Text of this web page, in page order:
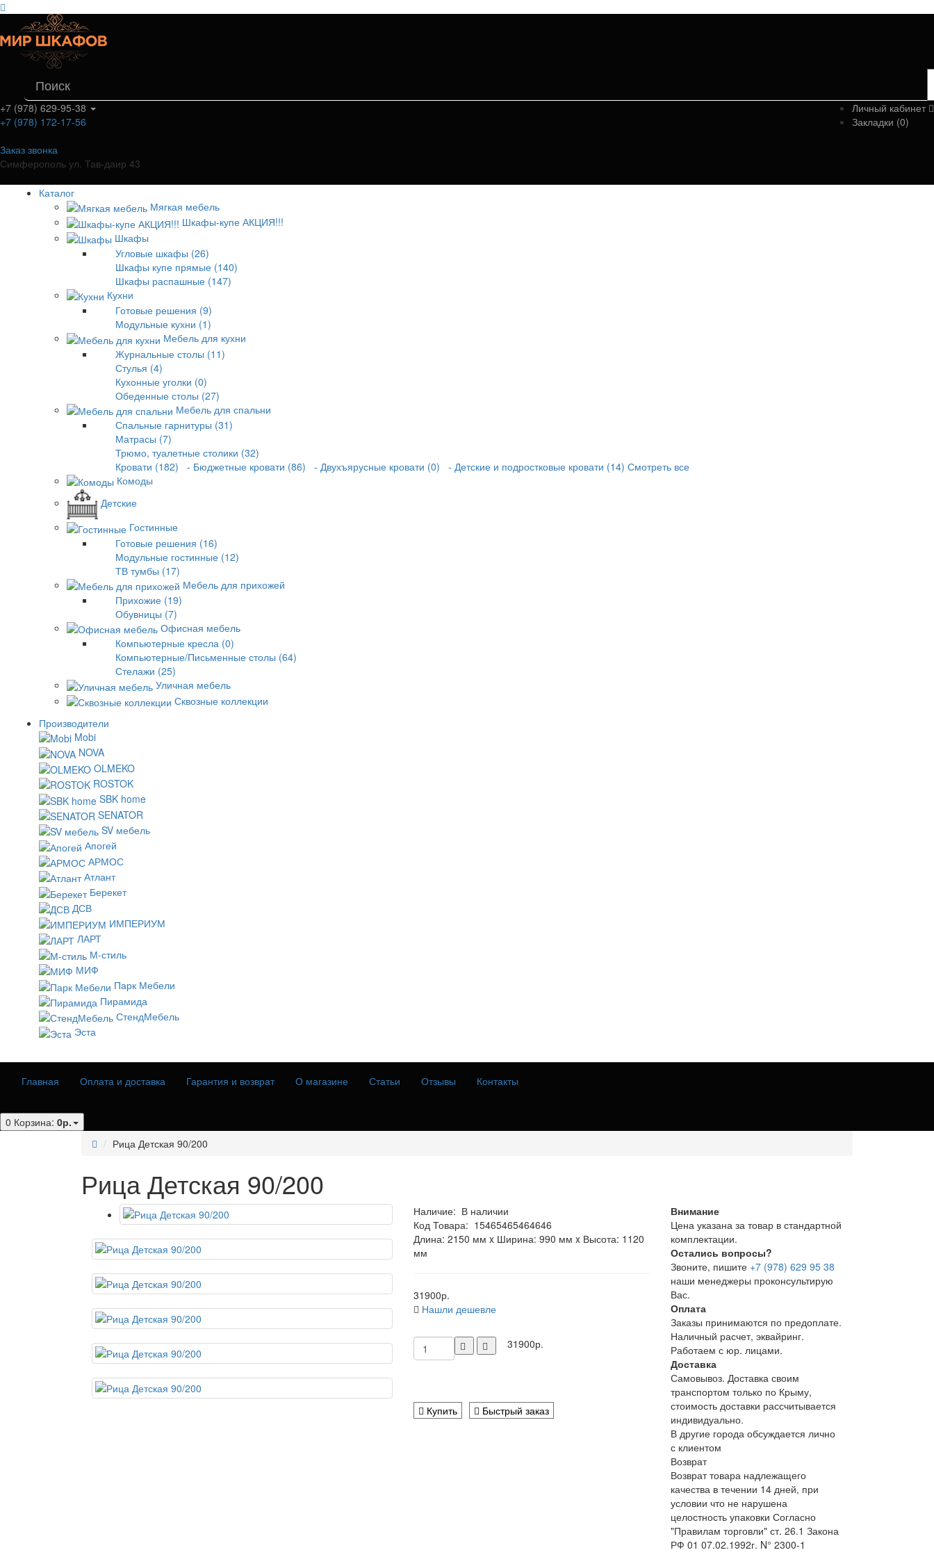
Личный кабинет
Закладки (0)
+7 (978) 629-95-38
+7 (978) 172-17-56
Заказ звонка
Симферополь ул. Тав-даир 43
Каталог
Мягкая мебель
Шкафы-купе АКЦИЯ!!!
Шкафы
Угловые шкафы (26)
Шкафы купе прямые (140)
Шкафы распашные (147)
Кухни
Готовые решения (9)
Модульные кухни (1)
Мебель для кухни
Журнальные столы (11)
Стулья (4)
Кухонные уголки (0)
Обеденные столы (27)
Мебель для спальни
Спальные гарнитуры (31)
Матрасы (7)
Трюмо, туалетные столики (32)
Кровати (182)
- Бюджетные кровати (86) - Двухъярусные кровати (0) - Детские и подростковые кровати (14) Смотреть все
Комоды
Детские
Гостинные
Готовые решения (16)
Модульные гостинные (12)
ТВ тумбы (17)
Мебель для прихожей
Прихожие (19)
Обувницы (7)
Офисная мебель
Компьютерные кресла (0)
Компьютерные/Письменные столы (64)
Стелажи (25)
Уличная мебель
Сквозные коллекции
Производители
Mobi
NOVA
OLMEKO
ROSTOK
SBK home
SENATOR
SV мебель
Апогей
АРМОС
Атлант
Берекет
ДСВ
ИМПЕРИУМ
ЛАРТ
М-стиль
МИФ
Парк Мебели
Пирамида
СтендМебель
Эста
Главная Оплата и доставка Гарантия и возврат О магазине Статьи Отзывы Контакты
0 Корзина: 0р.
Рица Детская 90/200
Рица Детская 90/200
Наличие: В наличии
Код Товара: 15465465464646
Длина: 2150 мм x Ширина: 990 мм x Высота: 1120
мм
31900р.
Нашли дешевле
31900р.
Купить Быстрый заказ
Внимание
Цена указана за товар в стандартной
комплектации.
Остались вопросы?
Звоните, пишите +7 (978) 629 95 38
наши менеджеры проконсультирую
Вас.
Оплата
Заказы принимаются по предоплате.
Наличный расчет, эквайринг.
Работаем с юр. лицами.
Доставка
Самовывоз. Доставка своим
транспортом только по Крыму,
стоимость доставки рассчитывается
индивидуально.
В другие города обсуждается лично
с клиентом
Возврат
Возврат товара надлежащего
качества в течении 14 дней, при
условии что не нарушена
целостность упаковки Согласно
"Правилам торговли" ст. 26.1 Закона
РФ 01 07.02.1992г. N° 2300-1